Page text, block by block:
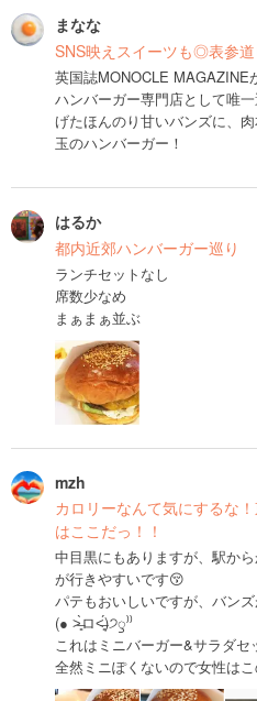
まなな
SNS映えスイーツも◎表参
英国誌MONOCLE MAGAZINE
ハンバーガー専門店として唯
げたほんのり甘いバンズに、
玉のハンバーガー！
はるか
都内近郊ハンバーガー巡り
ランチセットなし
席数少なめ
まぁまぁ並ぶ
mzh
カロリーなんて気にするな
はここだっ！！
中目黒にもありますが、駅か
が行きやすいです😚
パテもおいしいですが、バン
(● ˃̶͈̀ロ˂̶͈́)੭ꠥ⁾⁾
これはミニバーガー&サラダセ
全然ミニぽくないので女性は